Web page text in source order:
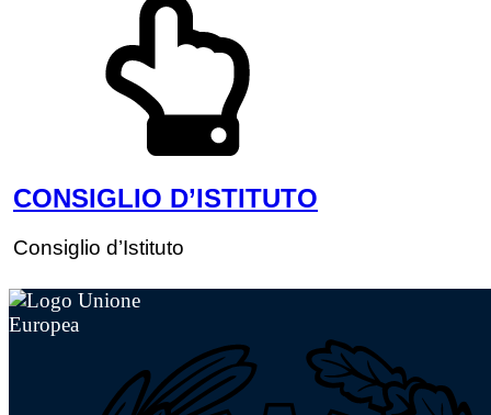
CONSIGLIO D’ISTITUTO
Consiglio d’Istituto